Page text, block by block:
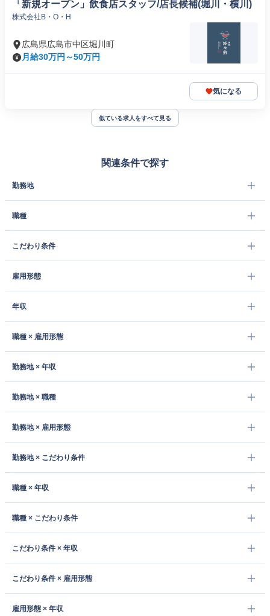
「新規オープン」飲食店スタッフ/店長候補(堀川・横川)
株式会社B・O・H
広島県広島市中区堀川町
月給30万円～50万円
気になる
似ている求人をすべて見る
関連条件で探す
勤務地
職種
こだわり条件
雇用形態
年収
職種 × 雇用形態
勤務地 × 年収
勤務地 × 職種
勤務地 × 雇用形態
勤務地 × こだわり条件
職種 × 年収
職種 × こだわり条件
こだわり条件 × 年収
こだわり条件 × 雇用形態
雇用形態 × 年収